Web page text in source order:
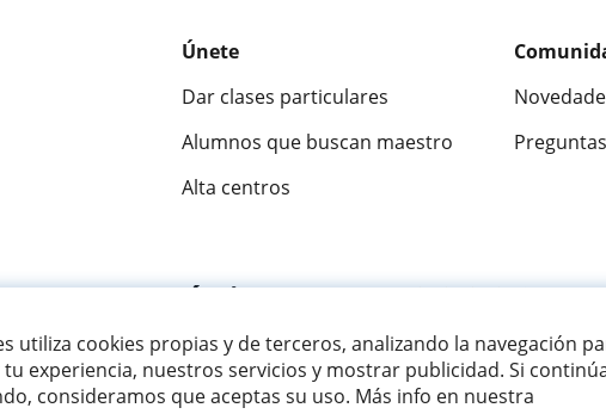
utiliza cookies propias y de terceros, analizando la navegación
experiencia, nuestros servicios y mostrar publicidad. Si
consideramos que aceptas su uso. Más info en nuestra
Únete
Dar clases particulares
Alumnos que buscan maestro
Alta centros
Fantástica 9,5/10 ★★★★★